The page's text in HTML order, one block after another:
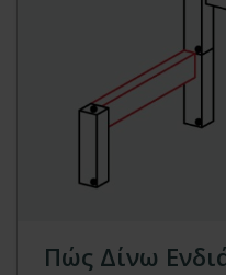
Πώς Δίνω